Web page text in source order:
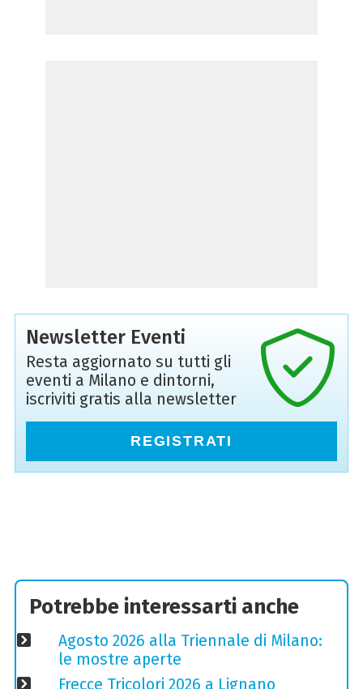
Newsletter Eventi
Resta aggiornato su tutti gli
eventi a Milano e dintorni,
iscriviti gratis alla newsletter
REGISTRATI
Potrebbe interessarti anche
Agosto 2026 alla Triennale di Milano:
le mostre aperte
Frecce Tricolori 2026 a Lignano